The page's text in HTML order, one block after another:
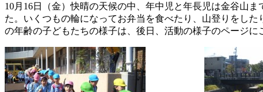
10月16日（金）快晴の天候の中、年中児と年長児は金谷山
た。いくつもの輪になってお弁当を食べたり、山登りをし
の年齢の子どもたちの様子は、後日、活動の様子のページに